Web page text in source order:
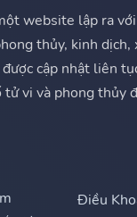
website lập ra
thủy, kinh dịch,
cập nhật liên
vi và phong thủy
Điều